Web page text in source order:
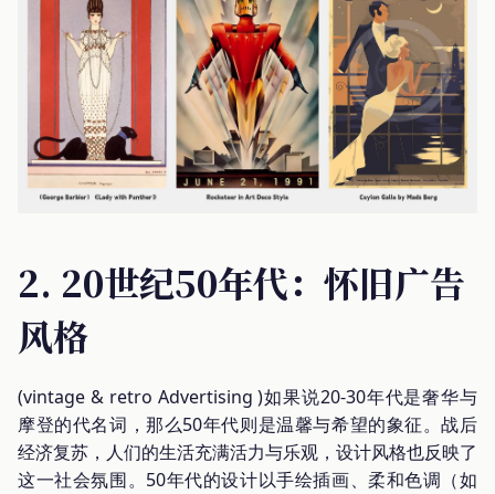
2. 20世纪50年代：怀旧广告
风格
(vintage & retro Advertising )如果说20-30年代是奢华与
摩登的代名词，那么50年代则是温馨与希望的象征。战后
经济复苏，人们的生活充满活力与乐观，设计风格也反映了
这一社会氛围。50年代的设计以手绘插画、柔和色调（如